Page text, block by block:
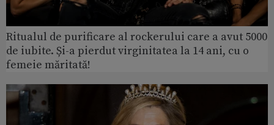
Ritualul de purificare al rockerului care a avut 5000
de iubite. Și-a pierdut virginitatea la 14 ani, cu o
femeie măritată!